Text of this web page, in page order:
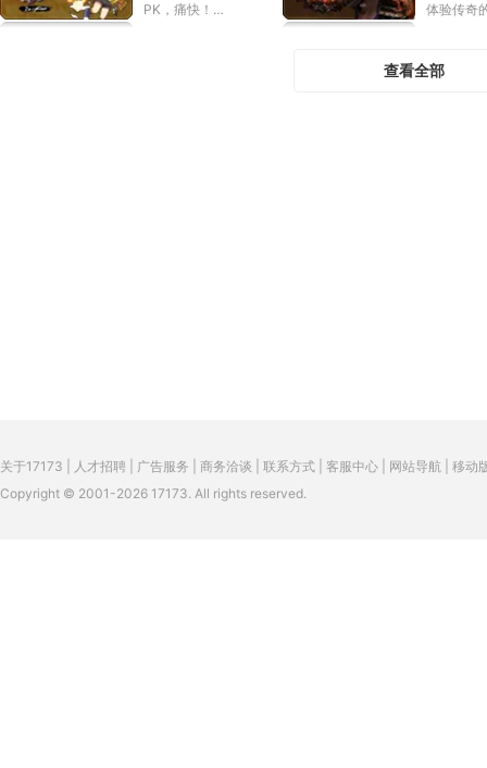
PK，痛快！
体验传奇
查看全部
关于17173 人才招聘 广告服务 商务洽谈 联系方式 客服中心 网站导航
移动
Copyright © 2001-2026 17173. All rights reserved.